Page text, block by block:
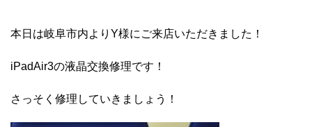
本日は岐阜市内よりY様にご来店いただきました！
iPadAir3の液晶交換修理です！
さっそく修理していきましょう！